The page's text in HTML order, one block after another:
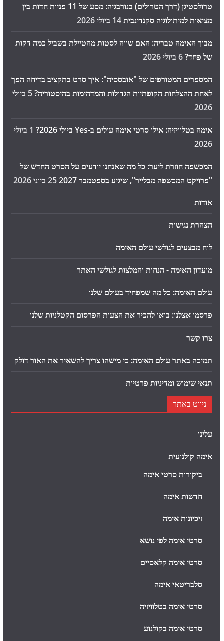
טרולסטיגן (דרך הטרולים) בנורבגיה: מסע של 11 פניות חדות בין
מציאות למיתולוגיה סקנדינבית14 ביולי 2026
מבוך האימה טבריה: האם שווה לסטות מהטיילת בשביל כמה דקות
של פחד?6 ביולי 2026
המספרים המטורפים של "אובססיה": איך סרט בתקציב בדיחה הפך
לאחת ההצלחות הקופתיות הגדולות והמדהימות בהיסטוריה?
5 ביולי
2026
אימה בטלוויזיה: אילו סרטי אימה עולים ב-Yes ביולי 2026?
1 ביולי
2026
המכשפה חוזרת ליער: כל מה שאנחנו יודעים על הסרט החדש של
"פרויקט המכשפה מבלייר", שיגיע בספטמבר 2027
25 ביוני 2026
אודות
הצהרת נגישות
לוח מבצעים לגולשי עולם האימה
מועדון האימה - הנחות והמלצות לגולשי האתר
עולם האימה: כל מה שמפחיד בעולם שלנו
פרסמו אצלנו: בואו להכיר את הצעות הפרסום הקטלניות שלנו
צרו קשר
תמיכה באתר עולם האימה: כי מישהו צריך להשאיר את האור דולק
תנאי שימוש ומדיניות פרטיות
ניווט באתר
עלינו
אימה קולנועית
ביקורות סרטי אימה
חדשות אימה
זיכיונות אימה
סרטי אימה לפי נושא
סרטי אימה קלאסיים
סלבריטאי אימה
סרטי אימה בטלוויזיה
סרטי אימה בקולנוע